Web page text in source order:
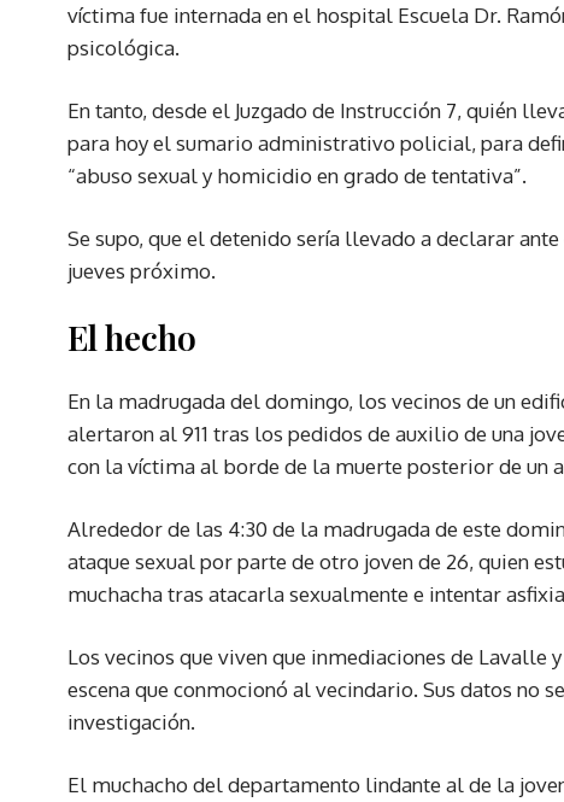
víctima fue internada en el hospital Escuela Dr.
psicológica.
En tanto, desde el Juzgado de Instrucción 7, quién
para hoy el sumario administrativo policial, para
“abuso sexual y homicidio en grado de tentativa”.
Se supo, que el detenido sería llevado a declarar
jueves próximo.
El hecho
En la madrugada del domingo, los vecinos de un
alertaron al 911 tras los pedidos de auxilio de una
con la víctima al borde de la muerte posterior de un
Alrededor de las 4:30 de la madrugada de este
ataque sexual por parte de otro joven de 26, quien
muchacha tras atacarla sexualmente e intentar
Los vecinos que viven que inmediaciones de Lavalle
escena que conmocionó al vecindario. Sus datos no
investigación.
El muchacho del departamento lindante al de la